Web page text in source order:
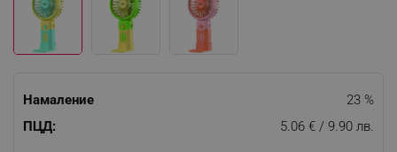
Намаление
23 %
ПЦД:
5.06 € / 9.90 лв.